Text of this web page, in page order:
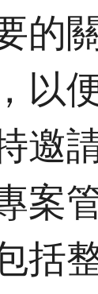
的
以
邀
案
括